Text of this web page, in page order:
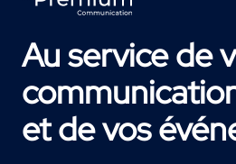
Au service de
et de vos